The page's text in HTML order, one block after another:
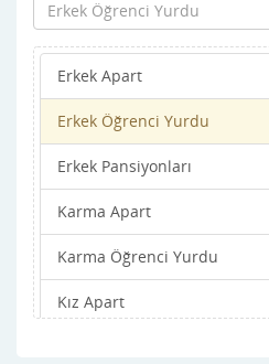
Yeşilyurt
Zile
Erkek Apart
Erkek Öğrenci Yurdu
Erkek Pansiyonları
Karma Apart
Karma Öğrenci Yurdu
Kız Apart